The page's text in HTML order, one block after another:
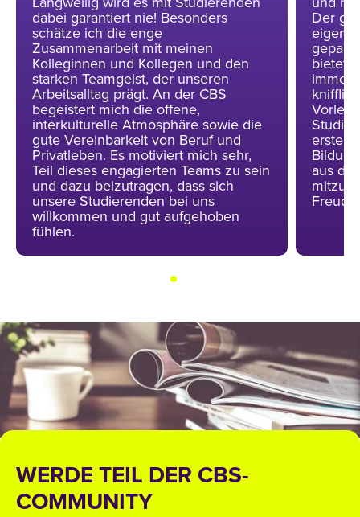
dabei garantiert nie! Besonders
schätze ich die enge
Zusammenarbeit mit meinen
Kolleginnen und Kollegen und den
starken Teamgeist, der unseren
Arbeitsalltag prägt. An der CBS
begeistert mich die offene,
interkulturelle Atmosphäre sowie die
gute Vereinbarkeit von Beruf und
Privatleben. Es motiviert mich sehr,
Teil dieses engagierten Teams zu sein
und dazu beizutragen, dass sich
unsere Studierenden bei uns
willkommen und gut aufgehoben
fühlen.
Der
bietet
immer
aus
Freude.
WERDE TEIL DER CBS-
COMMUNITY